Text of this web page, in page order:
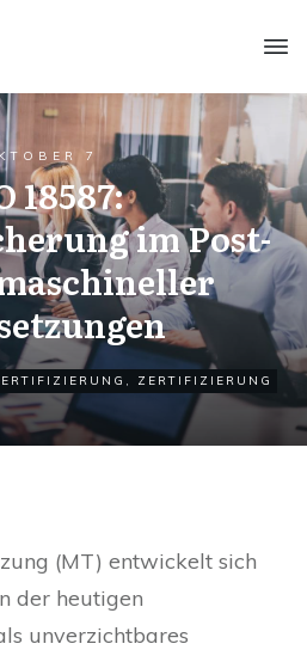
7
18587:
im Post-
, ZERTIFIZIERUNG
(MT) entwickelt sich
der heutigen
unverzichtbares